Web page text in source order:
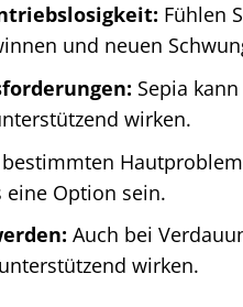
Fühlen
und neuen
Sepia
wirken.
eine Option sein.
Auch bei
wirken.